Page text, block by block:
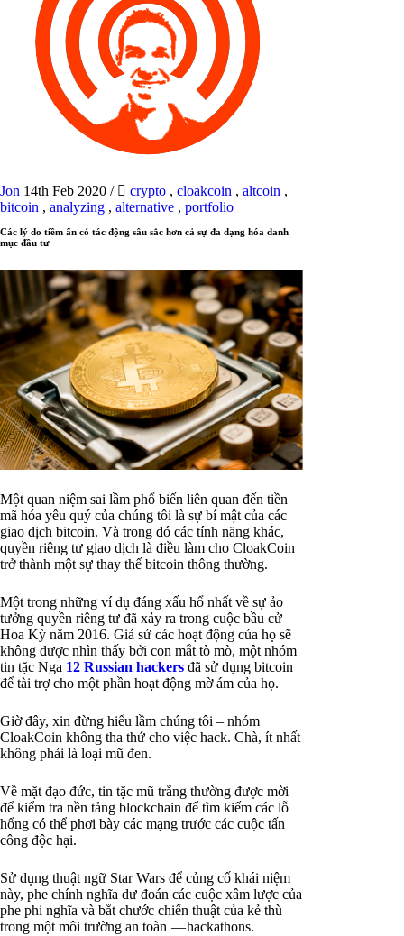
Jon 14th Feb 2020 / crypto , cloakcoin , altcoin ,
bitcoin , analyzing , alternative , portfolio
Các lý do tiềm ẩn có tác động sâu sắc hơn cả sự đa dạng hóa danh
mục đầu tư
Một quan niệm sai lầm phổ biến liên quan đến tiền
mã hóa yêu quý của chúng tôi là sự bí mật của các
giao dịch bitcoin. Và trong đó các tính năng khác,
quyền riêng tư giao dịch là điều làm cho CloakCoin
trở thành một sự thay thế bitcoin thông thường.
Một trong những ví dụ đáng xấu hổ nhất về sự ảo
tưởng quyền riêng tư đã xảy ra trong cuộc bầu cử
Hoa Kỳ năm 2016. Giả sử các hoạt động của họ sẽ
không được nhìn thấy bởi con mắt tò mò, một nhóm
tin tặc Nga 12 Russian hackers đã sử dụng bitcoin
để tài trợ cho một phần hoạt động mờ ám của họ.
Giờ đây, xin đừng hiểu lầm chúng tôi – nhóm
CloakCoin không tha thứ cho việc hack. Chà, ít nhất
không phải là loại mũ đen.
Về mặt đạo đức, tin tặc mũ trắng thường được mời
để kiểm tra nền tảng blockchain để tìm kiếm các lỗ
hổng có thể phơi bày các mạng trước các cuộc tấn
công độc hại.
Sử dụng thuật ngữ Star Wars để củng cố khái niệm
này, phe chính nghĩa dư đoán các cuộc xâm lược của
phe phi nghĩa và bắt chước chiến thuật của kẻ thù
trong một môi trường an toàn — hackathons.